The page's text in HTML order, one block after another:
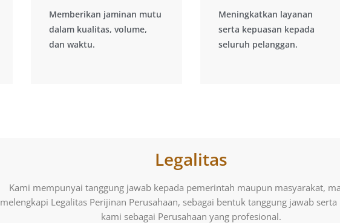
Memberikan jaminan mutu
dalam kualitas, volume,
dan waktu.
Memberikan jaminan mutu
dalam kualitas, volume,
dan waktu.
Meningkatkan layanan
serta kepuasan kepada
seluruh pelanggan.
Meningkatkan layanan
serta kepuasan kepada
seluruh pelanggan.
Legalitas
Kami mempunyai tanggung jawab kepada pemerintah maupun masyarakat,
melengkapi Legalitas Perijinan Perusahaan, sebagai bentuk tanggung jawab
kami sebagai Perusahaan yang profesional.